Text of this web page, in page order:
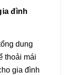
đình
dung
thoải mái
gia đình